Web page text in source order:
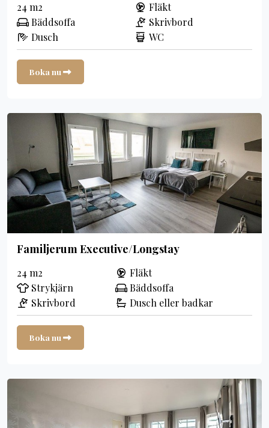
24 m2
Fläkt
Bäddsoffa
Skrivbord
Dusch
WC
Boka nu
Familjerum Executive/Longstay
24 m2
Fläkt
Strykjärn
Bäddsoffa
Skrivbord
Dusch eller badkar
Boka nu